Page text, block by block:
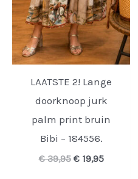
LAATSTE 2! Lange
doorknoop jurk
palm print bruin
Bibi – 184556.
€39,95 Oorspronkelijke
€19,95Huidige